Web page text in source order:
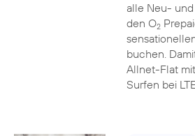
alle Neu-
den O2
buchen.
Allnet-Flat
Surfen bei